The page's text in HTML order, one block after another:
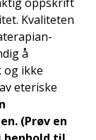
Kvaliteten
å
og ikke
av eteriske
(Prøv en